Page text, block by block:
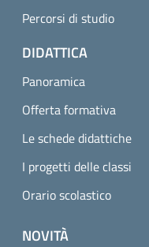
Percorsi di studio
DIDATTICA
Panoramica
Offerta formativa
Le schede didattiche
I progetti delle classi
Orario scolastico
NOVITÀ